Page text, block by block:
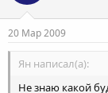
20 Мар 2009
Ян написал(а):
Не знаю какой